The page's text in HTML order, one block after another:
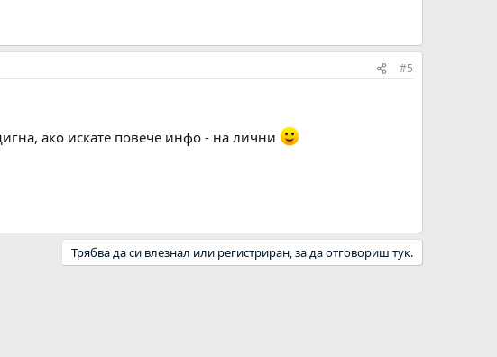
#5
ако искате повече инфо - на лични
Трябва да си влезнал или регистриран, за да отговориш тук.